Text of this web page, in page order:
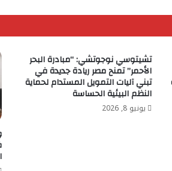
تشيتوسي نوجوتشي: “مبادرة البحر
الأحمر” تمنح مصر ريادة جديدة في
تبني آليات التمويل المستدام لحماية
النظم البيئية الحساسة
يونيو 8, 2026